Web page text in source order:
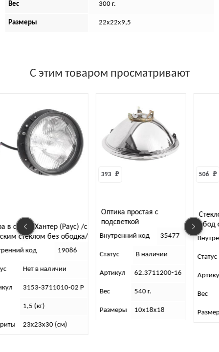
Вес 300 г.
Размеры 22х22х9,5
С этим товаром просматривают
Хантер (Раус) /с
без ободка/
19086
в наличии
3711010-02 Р
(см)
Оптика простая с
подсветкой
Внутренний код 35477
Статус В наличии
Артикул 62.3711200-16
Вес 540 г.
Размеры 10х18х18
Стекло фары
обод фары
Внутренний
В
Артикул
300
Размеры